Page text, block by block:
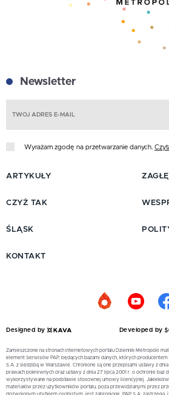
Newsletter
Wyrażam zgodę na przetwarzanie danych.
ARTYKUŁY
CZYŻ TAK
ŚLĄSK
KONTAKT
Designed by Developed by
Zamieszczone na stronach internetowych portalu Dziennik Metropolii
element Serwisów PAP, będących bazami danych, których
S.A. z siedzibą w Warszawie. Chronione są one przepisami ustawy z
prawach pokrewnych oraz ustawy z dnia 27 lipca 2001 r. o ochronie baz
wykorzystywane na podstawie stosownej umowy licencyjnej.
materiałów przez użytkowników portalu, poza przewidzianymi przez